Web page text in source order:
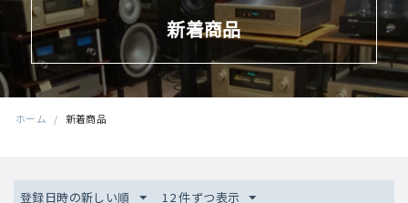
新着商品
ホーム / 新着商品
登録日時の新しい順 12 件ずつ表示